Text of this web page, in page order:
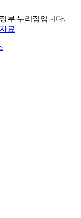
부 누리집입니다.
료